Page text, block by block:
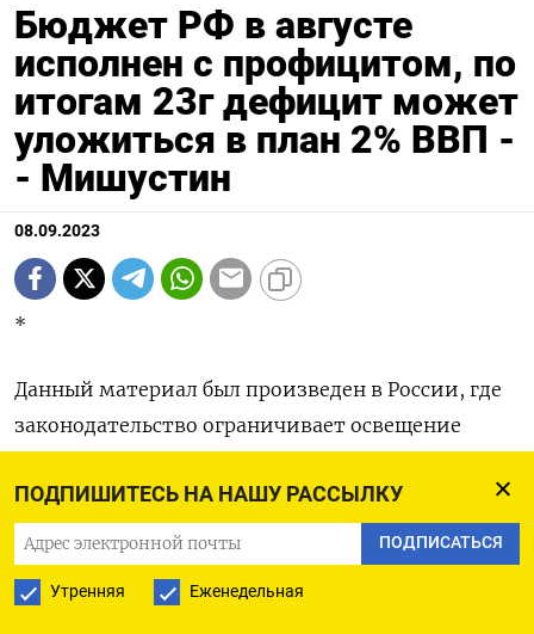
ПОДПИШИТЕСЬ НА НАШУ РАССЫЛКУ
ПОДПИСАТЬСЯ
Утренняя Еженедельная
Бюджет РФ в августе
исполнен с профицитом, по
итогам 23г дефицит может
уложиться в план 2% ВВП -
- Мишустин
08.09.2023
*
Данный материал был произведен в России, где
законодательство ограничивает освещение
(Добавлены высказывания Мишустина,
справочная информация)